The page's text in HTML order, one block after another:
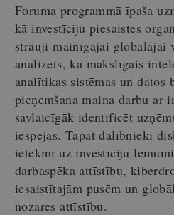
Foruma programmā īpaša
kā investīciju piesaistes
strauji mainīgajai globālajai
analizēts, kā mākslīgais
analītikas sistēmas un datos
pieņemšana maina darbu ar
savlaicīgāk identificēt
iespējas. Tāpat dalībnieki
ietekmi uz investīciju
darbaspēka attīstību,
iesaistītajām pusēm un
nozares attīstību.